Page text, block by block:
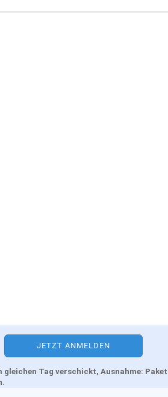
Tag verschickt, Ausnahme: